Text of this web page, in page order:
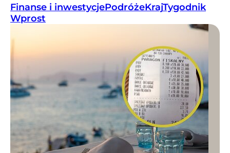
Finanse i inwestycjePodróżeKrajTygodnik
Wprost